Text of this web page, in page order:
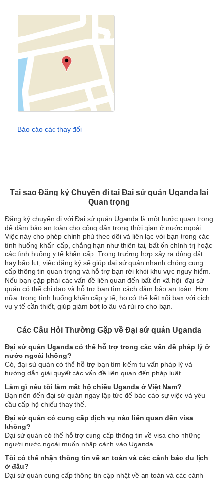
Tại sao Đăng ký Chuyến đi tại Đại sứ quán Uganda lại
Quan trọng
Đăng ký chuyến đi với Đại sứ quán Uganda là một bước quan trọng
để đảm bảo an toàn cho công dân trong thời gian ở nước ngoài.
Việc này cho phép chính phủ theo dõi và liên lạc với bạn trong các
tình huống khẩn cấp, chẳng hạn như thiên tai, bất ổn chính trị hoặc
các tình huống y tế khẩn cấp. Trong trường hợp xảy ra động đất
hay bão lụt, việc đăng ký sẽ giúp đại sứ quán nhanh chóng cung
cấp thông tin quan trọng và hỗ trợ bạn rời khỏi khu vực nguy hiểm.
Nếu bạn gặp phải các vấn đề liên quan đến bất ổn xã hội, đại sứ
quán có thể chỉ đạo và hỗ trợ bạn tìm cách đảm bảo an toàn. Hơn
nữa, trong tình huống khẩn cấp y tế, họ có thể kết nối bạn với dịch
vụ y tế cần thiết, giúp giảm bớt lo âu và rủi ro cho bạn.
Các Câu Hỏi Thường Gặp về Đại sứ quán Uganda
Đại sứ quán Uganda có thể hỗ trợ trong các vấn đề pháp lý ở
nước ngoài không?
Có, đại sứ quán có thể hỗ trợ bạn tìm kiếm tư vấn pháp lý và
hướng dẫn giải quyết các vấn đề liên quan đến pháp luật.
Làm gì nếu tôi làm mất hộ chiếu Uganda ở Việt Nam?
Bạn nên đến đại sứ quán ngay lập tức để báo cáo sự việc và yêu
cầu cấp hộ chiếu thay thế.
Đại sứ quán có cung cấp dịch vụ nào liên quan đến visa
không?
Đại sứ quán có thể hỗ trợ cung cấp thông tin về visa cho những
người nước ngoài muốn nhập cảnh vào Uganda.
Tôi có thể nhận thông tin về an toàn và các cảnh báo du lịch
ở đâu?
Đại sứ quán cung cấp thông tin cập nhật về an toàn và các cảnh
Báo cáo các thay đổi